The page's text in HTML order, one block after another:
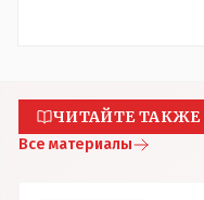
ЧИТАЙТЕ ТАКЖЕ
Все материалы